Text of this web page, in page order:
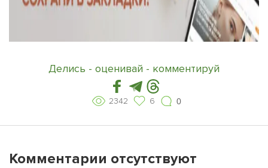
Делись - оценивай - комментируй
2342 6 0
Комментарии отсутствуют